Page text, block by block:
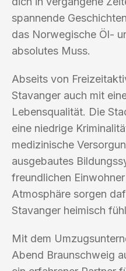
spannende
das Norwegische Öl-
absolutes Muss.
Abseits von
Stavanger auch mit
Lebensqualität. Die
eine niedrige
medizinische
ausgebautes
freundlichen
Atmosphäre sorgen
Stavanger heimisch
Mit dem
Abend Braunschweig